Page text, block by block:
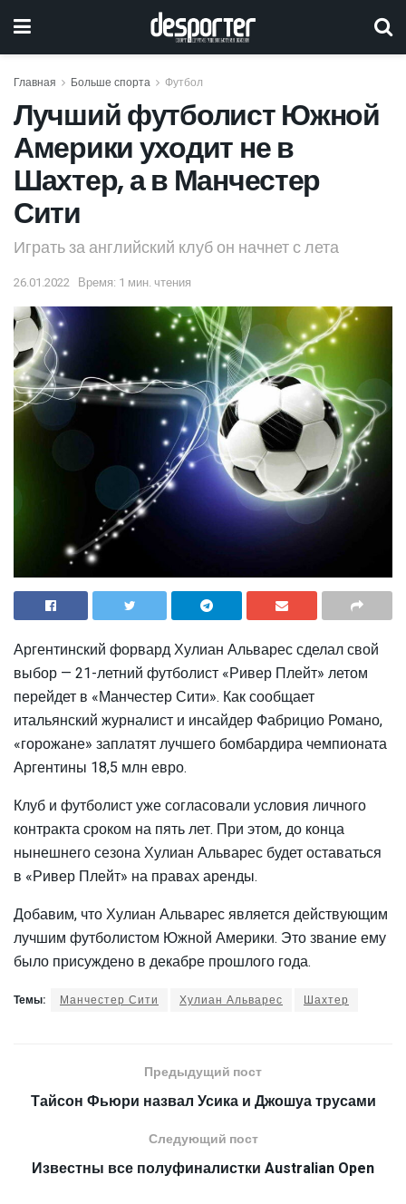
Главная Больше спорта Футбол
Лучший футболист Южной
Америки уходит не в
Шахтер, а в Манчестер
Сити
Играть за английский клуб он начнет с лета
26.01.2022 Время: 1 мин. чтения
Аргентинский форвард Хулиан Альварес сделал свой
выбор — 21-летний футболист «Ривер Плейт» летом
перейдет в «Манчестер Сити». Как сообщает
итальянский журналист и инсайдер Фабрицио Романо,
«горожане» заплатят лучшего бомбардира чемпионата
Аргентины 18,5 млн евро.
Клуб и футболист уже согласовали условия личного
контракта сроком на пять лет. При этом, до конца
нынешнего сезона Хулиан Альварес будет оставаться
в «Ривер Плейт» на правах аренды.
Добавим, что Хулиан Альварес является действующим
лучшим футболистом Южной Америки. Это звание ему
было присуждено в декабре прошлого года.
Темы: Манчестер Сити Хулиан Альварес Шахтер
Предыдущий пост
Тайсон Фьюри назвал Усика и Джошуа трусами
Следующий пост
Известны все полуфиналистки Australian Open